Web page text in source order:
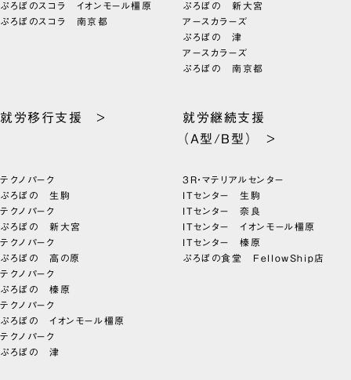
ぷろぼのスコラ イオンモール橿原
ぷろぼのスコラ 南京都
ぷろぼの 新大宮
アースカラーズ
ぷろぼの 津
アースカラーズ
ぷろぼの 南京都
就労移行支援 >
テクノパーク
ぷろぼの 生駒
テクノパーク
ぷろぼの 新大宮
テクノパーク
ぷろぼの 高の原
テクノパーク
ぷろぼの 榛原
テクノパーク
ぷろぼの イオンモール橿原
テクノパーク
ぷろぼの 津
就労継続支援
（A型/B型） >
3R・マテリアルセンター
ITセンター 生駒
ITセンター 奈良
ITセンター イオンモール橿原
ITセンター 榛原
ぷろぼの食堂 FellowShip店